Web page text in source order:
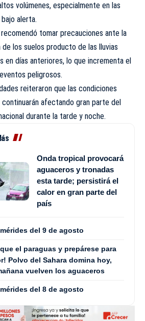
volúmenes, especialmente en las
alerta.
recomendó tomar precauciones ante la
de los suelos producto de las lluvias
en días anteriores, lo que incrementa el
peligrosos.
reiteraron que las condiciones
afectando gran parte del
durante la tarde y noche.
Onda tropical provocará
aguaceros y tronadas
esta tarde; persistirá el
calor en gran parte del
país
del 9 de agosto
el paraguas y prepárese para
Polvo del Sahara domina hoy,
vuelven los aguaceros
del 8 de agosto